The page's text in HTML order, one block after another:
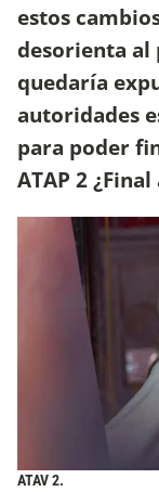
estos
desorienta al
quedaría
autoridades
para poder
ATAP 2
ATAV 2.